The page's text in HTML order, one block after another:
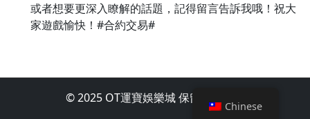
或者想要更深入瞭解的話題，記得留言告訴我哦！祝大
家遊戲愉快！#合約交易#
© 2025 OT運寶娛樂城 保留所有權利
Chinese